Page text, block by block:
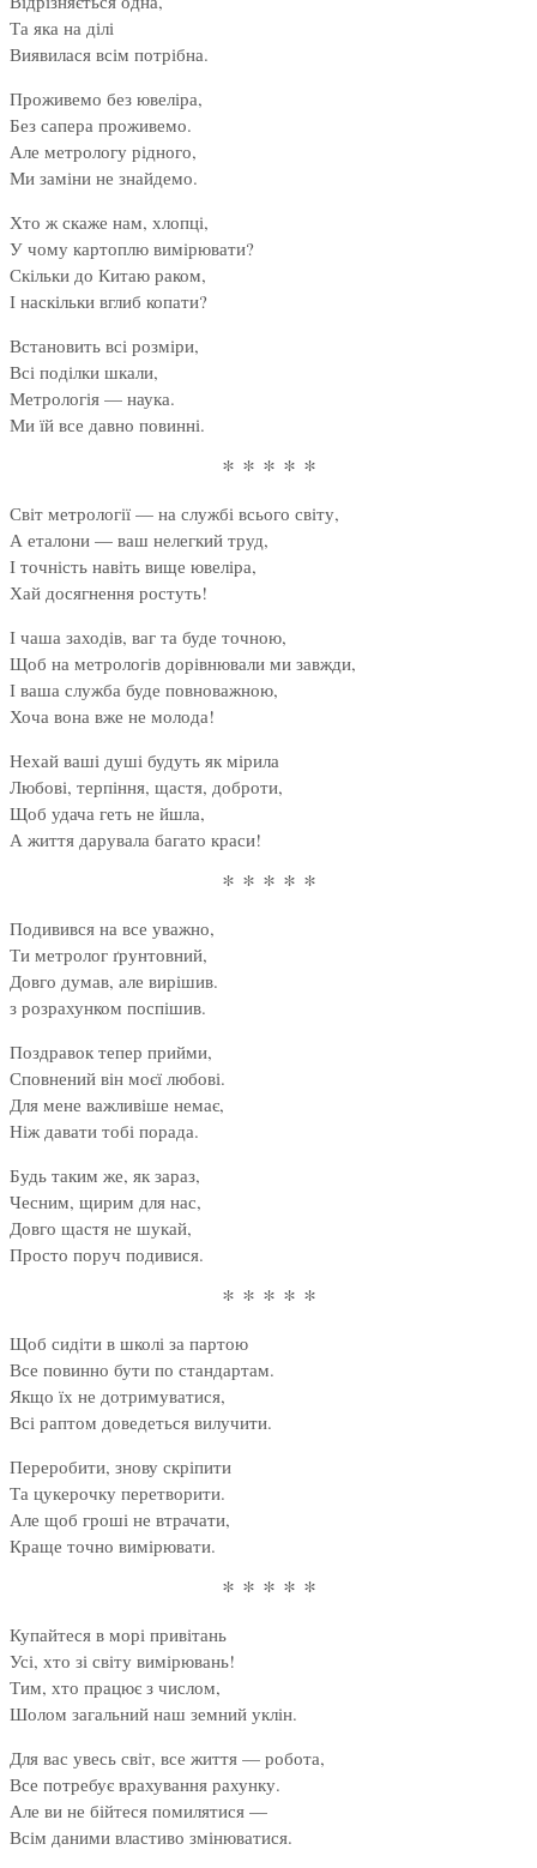
Та яка на ділі
Виявилася всім потрібна.
Проживемо без ювеліра,
Без сапера проживемо.
Але метрологу рідного,
Ми заміни не знайдемо.
Хто ж скаже нам, хлопці,
У чому картоплю вимірювати?
Скільки до Китаю раком,
І наскільки вглиб копати?
Встановить всі розміри,
Всі поділки шкали,
Метрологія — наука.
Ми їй все давно повинні.
* * * * *
Світ метрології — на службі всього світу,
А еталони — ваш нелегкий труд,
І точність навіть вище ювеліра,
Хай досягнення ростуть!
І чаша заходів, ваг та буде точною,
Щоб на метрологів дорівнювали ми завжди,
І ваша служба буде повноважною,
Хоча вона вже не молода!
Нехай ваші душі будуть як мірила
Любові, терпіння, щастя, доброти,
Щоб удача геть не йшла,
А життя дарувала багато краси!
* * * * *
Подивився на все уважно,
Ти метролог ґрунтовний,
Довго думав, але вирішив.
з розрахунком поспішив.
Поздравок тепер прийми,
Сповнений він моєї любові.
Для мене важливіше немає,
Ніж давати тобі порада.
Будь таким же, як зараз,
Чесним, щирим для нас,
Довго щастя не шукай,
Просто поруч подивися.
* * * * *
Щоб сидіти в школі за партою
Все повинно бути по стандартам.
Якщо їх не дотримуватися,
Всі раптом доведеться вилучити.
Переробити, знову скріпити
Та цукерочку перетворити.
Але щоб гроші не втрачати,
Краще точно вимірювати.
* * * * *
Купайтеся в морі привітань
Усі, хто зі світу вимірювань!
Тим, хто працює з числом,
Шолом загальний наш земний уклін.
Для вас увесь світ, все життя — робота,
Все потребує врахування рахунку.
Але ви не бійтеся помилятися —
Всім даними властиво змінюватися.